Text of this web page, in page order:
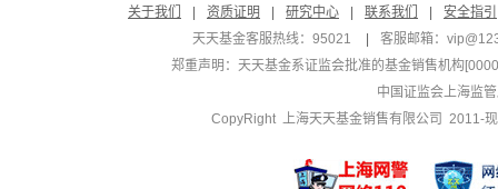
关于我们
资质证明 研究中心 联系我们
安全指引
天天基金客服热线：95021
客服邮箱：
郑重声明： 天天基金系证监会批准的基金销售机构
中国证监会上海监
CopyRight 上海天天基金销售有限公司 2011-